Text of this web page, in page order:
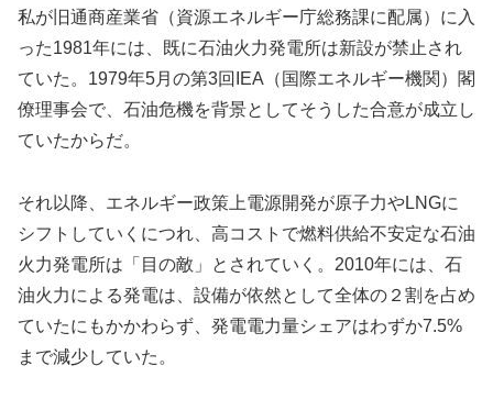
私が旧通商産業省（資源エネルギー庁総務課に配属）に入
った1981年には、既に石油火力発電所は新設が禁止され
ていた。1979年5月の第3回IEA（国際エネルギー機関）閣
僚理事会で、石油危機を背景としてそうした合意が成立し
ていたからだ。
それ以降、エネルギー政策上電源開発が原子力やLNGに
シフトしていくにつれ、高コストで燃料供給不安定な石油
火力発電所は「目の敵」とされていく。2010年には、石
油火力による発電は、設備が依然として全体の２割を占め
ていたにもかかわらず、発電電力量シェアはわずか7.5%
まで減少していた。